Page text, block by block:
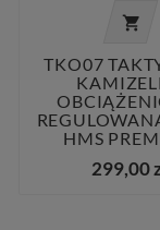

TKO07
HMS
299,00